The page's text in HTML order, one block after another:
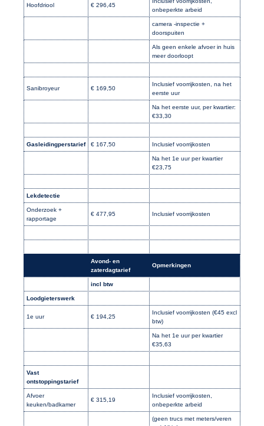
Hoofdriool € 296,45
onbeperkte arbeid
camera -inspectie +
doorspuiten
Als geen enkele afvoer in huis
meer doorloopt
Sanibroyeur € 169,50
Inclusief voorrijkosten, na het
eerste uur
Na het eerste uur, per kwartier:
€33,30
Gasleidingperstarief € 167,50 Inclusief voorrijkosten
Na het 1e uur per kwartier
€23,75
Lekdetectie
Onderzoek +
rapportage
€ 477,95 Inclusief voorrijkosten
Avond- en
zaterdagtarief
Opmerkingen
incl btw
Loodgieterswerk
1e uur € 194,25
Inclusief voorrijkosten (€45 excl
btw)
Na het 1e uur per kwartier
€35,63
Vast
ontstoppingstarief
Afvoer
keuken/badkamer
€ 315,19
Inclusief voorrijkosten,
onbeperkte arbeid
(geen trucs met meters/veren